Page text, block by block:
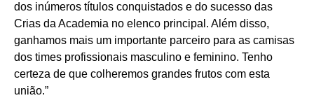
dos inúmeros títulos conquistados e do sucesso das
Crias da Academia no elenco principal. Além disso,
ganhamos mais um importante parceiro para as camisas
dos times profissionais masculino e feminino. Tenho
certeza de que colheremos grandes frutos com esta
união.”